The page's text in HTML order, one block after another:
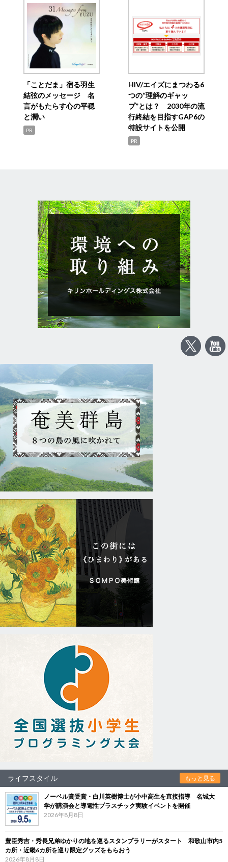
「ことだま」宿る羽生
結弦のメッセージ 名
言がもたらす心の平穏
と潤い
PR
HIV/エイズにまつわる6
つの“理解のギャッ
プ”とは？ 2030年の流
行終結を目指すGAP6の
特設サイトを公開
PR
ライフスタイル もっと見る
ノーベル賞受賞・白川英樹博士が小中高生を直接指導 名城大
学が講演会と導電性プラスチック実験イベントを開催
2026年8月8日
豊臣秀吉・秀長兄弟ゆかりの地を巡るスタンプラリーがスタート 和歌山市内5
カ所・近畿6カ所を巡り限定グッズをもらおう
2026年8月8日